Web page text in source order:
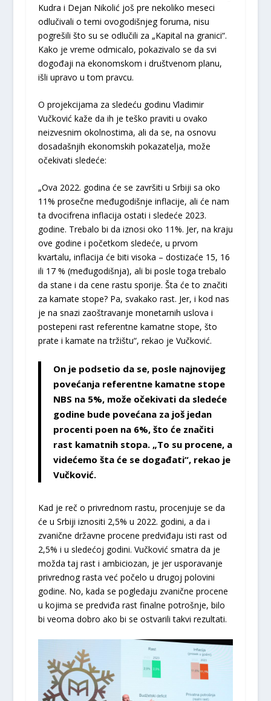
Kudra i Dejan Nikolić još pre nekoliko meseci
odlučivali o temi ovogodišnjeg foruma, nisu
pogrešili što su se odlučili za „Kapital na granici“.
Kako je vreme odmicalo, pokazivalo se da svi
dogođaji na ekonomskom i društvenom planu,
išli upravo u tom pravcu.
O projekcijama za sledeću godinu Vladimir
Vučković kaže da ih je teško praviti u ovako
neizvesnim okolnostima, ali da se, na osnovu
dosadašnjih ekonomskih pokazatelja, može
očekivati sledeće:
„Ova 2022. godina će se završiti u Srbiji sa oko
11% prosečne međugodišnje inflacije, ali će nam
ta dvocifrena inflacija ostati i sledeće 2023.
godine. Trebalo bi da iznosi oko 11%. Jer, na kraju
ove godine i početkom sledeće, u prvom
kvartalu, inflacija će biti visoka – dostizaće 15, 16
ili 17 % (međugodišnja), ali bi posle toga trebalo
da stane i da cene rastu sporije. Šta će to značiti
za kamate stope? Pa, svakako rast. Jer, i kod nas
je na snazi zaoštravanje monetarnih uslova i
postepeni rast referentne kamatne stope, što
prate i kamate na tržištu“, rekao je Vučković.
On je podsetio da se, posle najnovijeg
povećanja referentne kamatne stope
NBS na 5%, može očekivati da sledeće
godine bude povećana za još jedan
procenti poen na 6%, što će značiti
rast kamatnih stopa. „To su procene, a
videćemo šta će se događati“, rekao je
Vučković.
Kad je reč o privrednom rastu, procenjuje se da
će u Srbiji iznositi 2,5% u 2022. godini, a da i
zvanične državne procene predviđaju isti rast od
2,5% i u sledećoj godini. Vučković smatra da je
možda taj rast i ambiciozan, je jer usporavanje
privrednog rasta već počelo u drugoj polovini
godine. No, kada se pogledaju zvanične procene
u kojima se predviđa rast finalne potrošnje, bilo
bi veoma dobro ako bi se ostvarili takvi rezultati.